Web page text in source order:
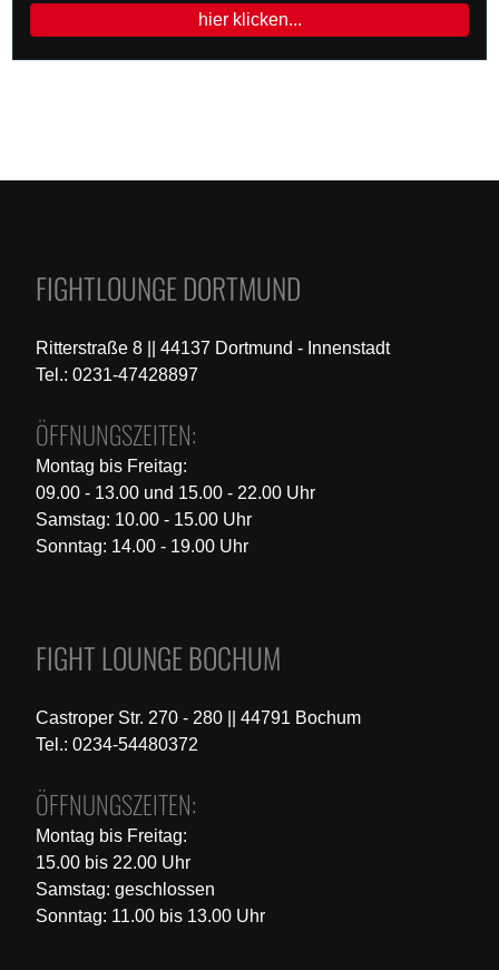
hier klicken...
FIGHTLOUNGE DORTMUND
Ritterstraße 8 || 44137 Dortmund - Innenstadt
Tel.: 0231-47428897
ÖFFNUNGSZEITEN:
Montag bis Freitag:
09.00 - 13.00 und 15.00 - 22.00 Uhr
Samstag: 10.00 - 15.00 Uhr
Sonntag: 14.00 - 19.00 Uhr
FIGHT LOUNGE BOCHUM
Castroper Str. 270 - 280 || 44791 Bochum
Tel.: 0234-54480372
ÖFFNUNGSZEITEN:
Montag bis Freitag:
15.00 bis 22.00 Uhr
Samstag: geschlossen
Sonntag: 11.00 bis 13.00 Uhr